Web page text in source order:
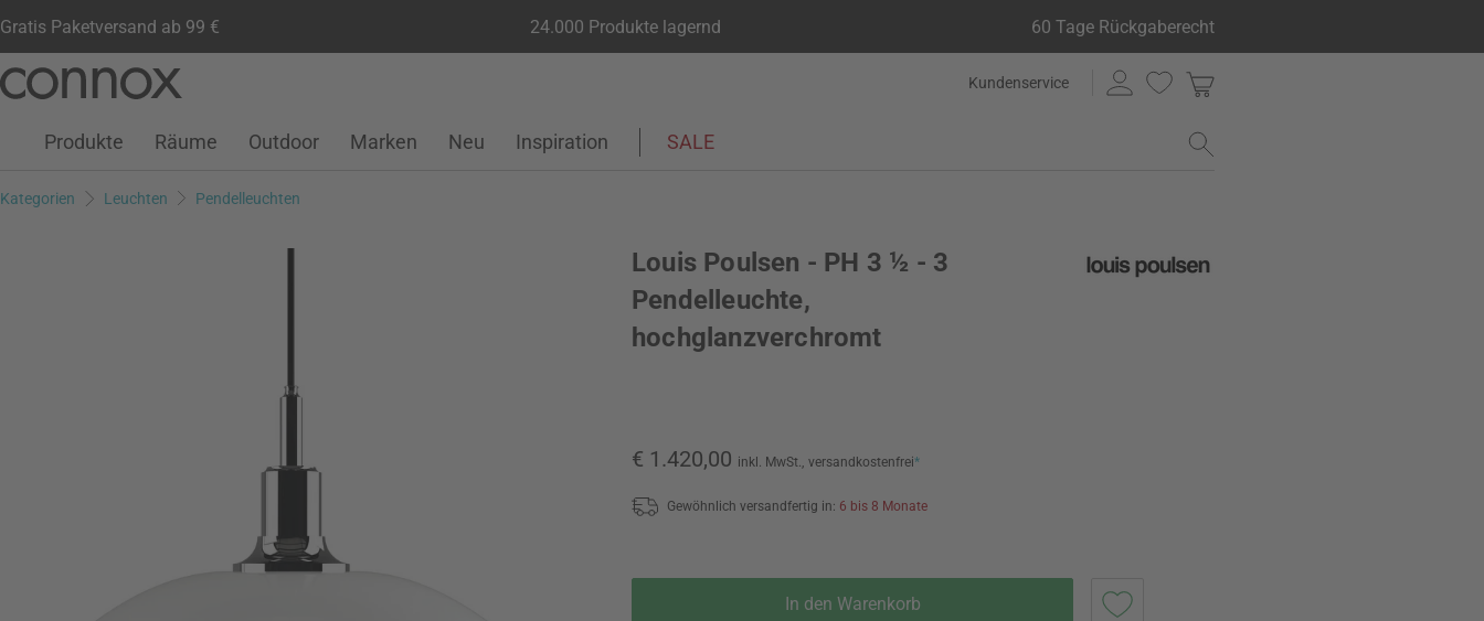
Gratis Paketversand ab 99 € 24.000 Produkte lagernd 60 Tage Rückgaberecht
Seiteninhalt
Suchfeld
Kundenservice
Kundenkonto
Wunschliste
Warenkorb
Produkte Räume Outdoor Marken Neu Inspiration SALE
Kategorien Leuchten Pendelleuchten
Louis Poulsen - PH 3 ½ - 3
Pendelleuchte,
hochglanzverchromt
€ 1.420,00 inkl. MwSt., versandkostenfrei*
Gewöhnlich versandfertig in: 6 bis 8 Monate
In den Warenkorb